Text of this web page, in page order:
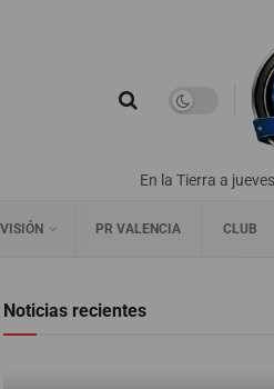
En la Tierra a
PR VALENCIA CLUB
Noticias recientes